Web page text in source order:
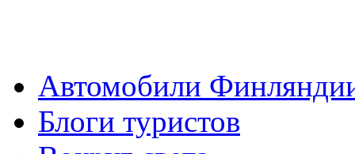
Автомобили
Блоги туристов